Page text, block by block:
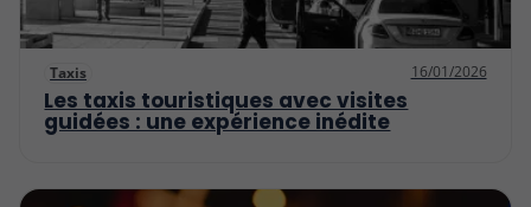
Taxis 16/01/2026
Les taxis touristiques avec visites
guidées : une expérience inédite